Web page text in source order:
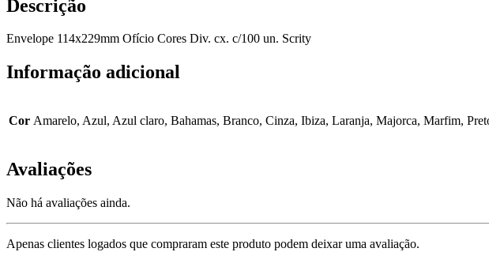
Descrição
Envelope 114x229mm Ofício Cores Div. cx. c/100 un. Scrity
Informação adicional
Cor Amarelo, Azul, Azul claro, Bahamas, Branco, Cinza, Ibiza, Laranja, Majorca, Marfim,
Avaliações
Não há avaliações ainda.
Apenas clientes logados que compraram este produto podem deixar uma avaliação.